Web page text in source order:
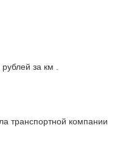
за км .
транспортной компании